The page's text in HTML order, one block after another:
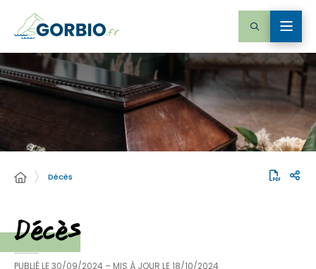
Décès
Décès
PUBLIÉ LE30/09/2024 – MIS À JOUR LE18/10/2024